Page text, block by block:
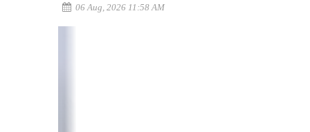
06 Aug, 2026 11:58 AM